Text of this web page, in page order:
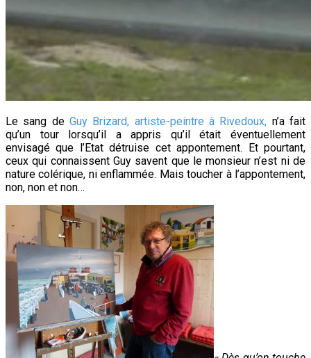
Le sang de Guy Brizard, artiste-peintre à Rivedoux, n’a fait
qu’un tour lorsqu’il a appris qu’il était éventuellement
envisagé que l’Etat détruise cet appontement. Et pourtant,
ceux qui connaissent Guy savent que le monsieur n’est ni de
nature colérique, ni enflammée. Mais toucher à l’appontement,
non, non et non…